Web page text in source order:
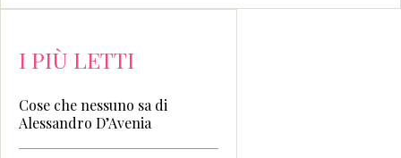
I PIÙ LETTI
Cose che nessuno sa di
Alessandro D’Avenia